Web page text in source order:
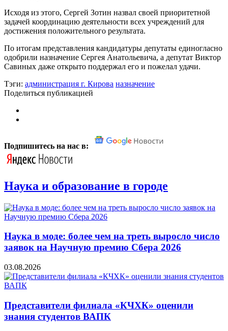
Исходя из этого, Сергей Зотин назвал своей приоритетной
задачей координацию деятельности всех учреждений для
достижения положительного результата.
По итогам представления кандидатуры депутаты единогласно
одобрили назначение Сергея Анатольевича, а депутат Виктор
Савиных даже открыто поддержал его и пожелал удачи.
Тэги: администрация г. Кирова назначение
Поделиться публикацией
Подпишитесь на нас в:
Наука и образование в городе
Наука в моде: более чем на треть выросло число
заявок на Научную премию Сбера 2026
03.08.2026
Представители филиала «КЧХК» оценили
знания студентов ВАПК